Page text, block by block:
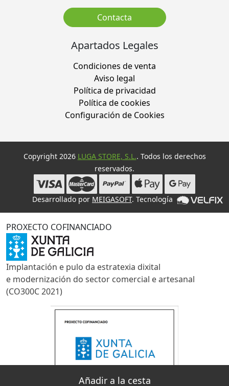
Contacta
Apartados Legales
Condiciones de venta
Aviso legal
Política de privacidad
Política de cookies
Configuración de Cookies
Copyright 2026 LUGA STORE, S.L.. Todos los derechos
reservados.
Desarrollado por MEIGASOFT. Tecnología
PROXECTO COFINANCIADO
Implantación e pulo da estratexia dixital
e modernización do sector comercial e artesanal
(CO300C 2021)